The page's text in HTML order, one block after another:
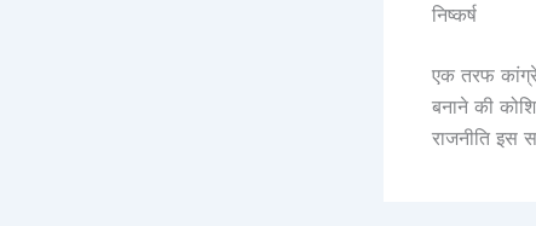
निष्कर्ष
एक तरफ
बनाने की
राजनीति इस